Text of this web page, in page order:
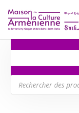
Recherche
de
produits